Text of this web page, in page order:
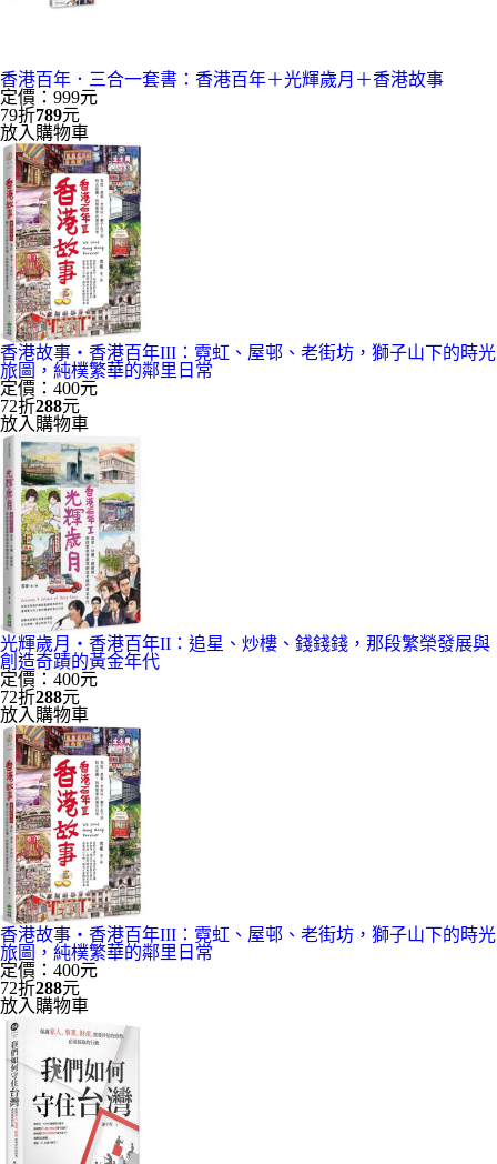
香港百年．三合一套書：香港百年＋光輝歲月＋香港故事
定價：999元
79折789元
放入購物車
香港故事‧香港百年III：霓虹、屋邨、老街坊，獅子山下的時光
旅圖，純樸繁華的鄰里日常
定價：400元
72折288元
放入購物車
光輝歲月‧香港百年II：追星、炒樓、錢錢錢，那段繁榮發展與
創造奇蹟的黃金年代
定價：400元
72折288元
放入購物車
香港故事‧香港百年III：霓虹、屋邨、老街坊，獅子山下的時光
旅圖，純樸繁華的鄰里日常
定價：400元
72折288元
放入購物車